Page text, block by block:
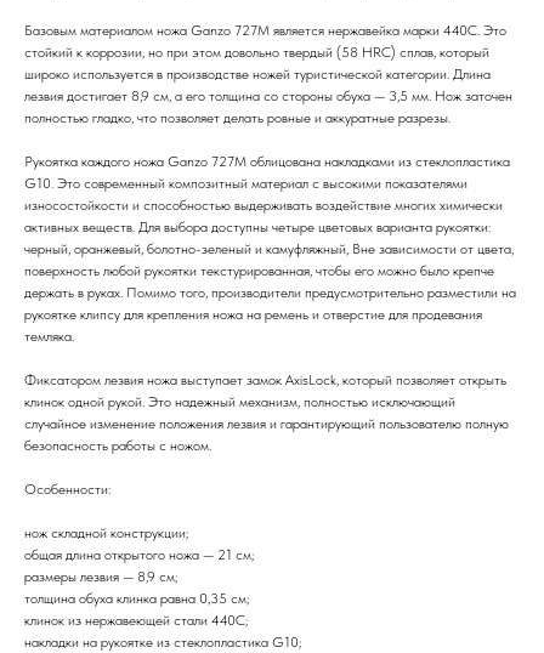
Базовым материалом ножа Ganzo 727M является нержавейка марки 440С. Это
стойкий к коррозии, но при этом довольно твердый (58 HRC) сплав, который
широко используется в производстве ножей туристической категории. Длина
лезвия достигает 8,9 см, а его толщина со стороны обуха — 3,5 мм. Нож заточен
полностью гладко, что позволяет делать ровные и аккуратные разрезы.
Рукоятка каждого ножа Ganzo 727M облицована накладками из стеклопластика
G10. Это современный композитный материал с высокими показателями
износостойкости и способностью выдерживать воздействие многих химически
активных веществ. Для выбора доступны четыре цветовых варианта рукоятки:
черный, оранжевый, болотно-зеленый и камуфляжный, Вне зависимости от цвета,
поверхность любой рукоятки текстурированная, чтобы его можно было крепче
держать в руках. Помимо того, производители предусмотрительно разместили на
рукоятке клипсу для крепления ножа на ремень и отверстие для продевания
темляка.
Фиксатором лезвия ножа выступает замок AxisLock, который позволяет открыть
клинок одной рукой. Это надежный механизм, полностью исключающий
случайное изменение положения лезвия и гарантирующий пользователю полную
безопасность работы с ножом.
Особенности:
нож складной конструкции;
общая длина открытого ножа — 21 см;
размеры лезвия — 8,9 см;
толщина обуха клинка равна 0,35 см;
клинок из нержавеющей стали 440С;
накладки на рукоятке из стеклопластика G10;